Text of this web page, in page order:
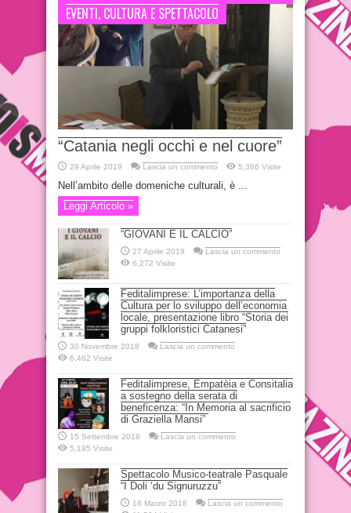
27 Ottobre 2013
Chiesa di San Placido
25 Ottobre 2013
EVENTI, CULTURA E SPETTACOLO
“Catania negli occhi e nel cuore”
29 Aprile 2019 Lascia un commento 5,366 Visite
Nell’ambito delle domeniche culturali, è ...
Leggi Articolo »
“GIOVANI E IL CALCIO”
27 Aprile 2019
Lascia un commento
6,272 Visite
Feditalimprese: L’importanza della
Cultura per lo sviluppo dell’economia
locale, presentazione libro “Storia dei
gruppi folkloristici Catanesi”
30 Novembre 2018
Lascia un commento
6,462 Visite
Feditalimprese, Empatèia e Consitalia
a sostegno della serata di
beneficenza: “In Memoria al sacrificio
di Graziella Mansi”
15 Settembre 2018
Lascia un commento
5,195 Visite
Spettacolo Musico-teatrale Pasquale
“I Doli ‘du Signuruzzu”
16 Marzo 2018
Lascia un commento